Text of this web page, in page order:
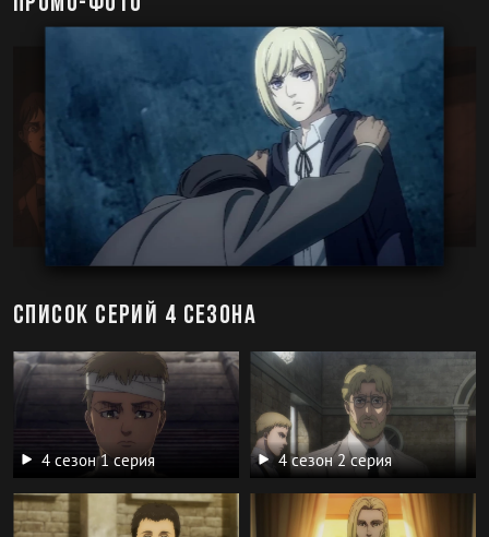
Список серий 4 сезона
4 сезон 1 серия 4 сезон 2 серия